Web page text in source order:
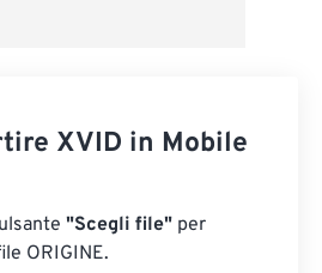
XVID in Mobile
"Scegli file" per
ORIGINE.